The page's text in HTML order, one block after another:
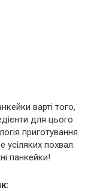
варті того,
для цього
приготування
усіляких похвал.
панкейки!